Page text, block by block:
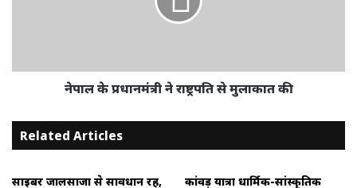
नेपाल के प्रधानमंत्री ने राष्ट्रपति से मुलाकात की
Related Articles
साइबर जालसाजों से सावधान रहें,
कांवड़ यात्रा धार्मिक-सांस्कृतिक